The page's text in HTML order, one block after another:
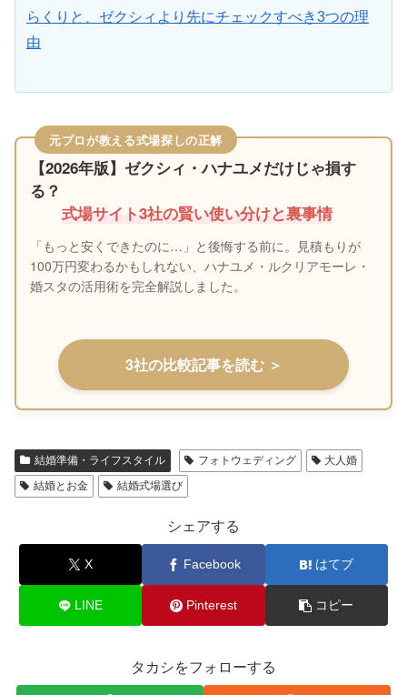
らくりと、ゼクシィより先にチェックすべき3つの理
由
元プロが教える式場探しの正解
【2026年版】ゼクシィ・ハナユメだけじゃ損す
る？
式場サイト3社の賢い使い分けと裏事情
「もっと安くできたのに…」と後悔する前に。見積もりが
100万円変わるかもしれない、ハナユメ・ルクリアモーレ・
婚スタの活用術を完全解説しました。
3社の比較記事を読む ＞
結婚準備・ライフスタイル フォトウェディング
大人婚
結婚とお金
結婚式場選び
シェアする
X Facebook はてブ
LINE Pinterest コピー
タカシをフォローする